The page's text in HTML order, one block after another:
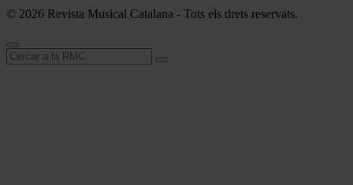
© 2026 Revista Musical Catalana - Tots els drets reservats.
Cerca